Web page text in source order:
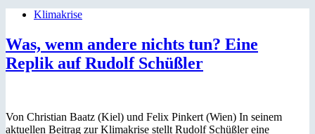
Klimakrise
Was, wenn andere nichts tun? Eine
Replik auf Rudolf Schüßler
Von Christian Baatz (Kiel) und Felix Pinkert (Wien) In seinem
aktuellen Beitrag zur Klimakrise stellt Rudolf Schüßler eine